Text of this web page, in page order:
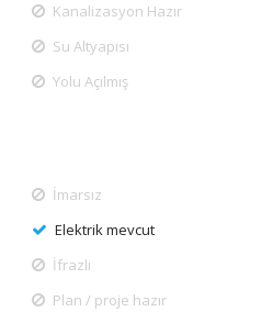
Kanalizasyon Hazır
Su Altyapısı
Yolu Açılmış
İmarsız
Elektrik mevcut
İfrazlı
Plan / proje hazır